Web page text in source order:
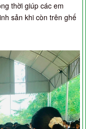
thời giúp các em
sản khi còn trên ghế